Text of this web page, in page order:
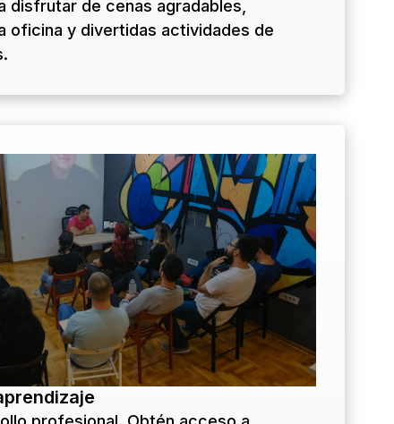
disfrutar de cenas agradables,
oficina y divertidas actividades de